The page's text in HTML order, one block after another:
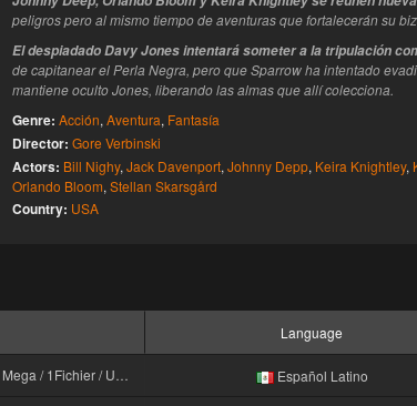
peligros pero al mismo tiempo de aventuras que fortalecerán su
El despiadado Davy Jones intentará someter a la tripulación
de capitanear el Perla Negra, pero que Sparrow ha intentado
mantiene oculto Jones, liberando las almas que allí colecciona.
Genre: Acción, Aventura, Fantasía
Director: Gore Verbinski
Actors: Bill Nighy, Jack Davenport, Johnny Depp, Keira Knightley,
Orlando Bloom, Stellan Skarsgård
Country: USA
Language
Mega / 1Fichier / Uptobox Español Latino